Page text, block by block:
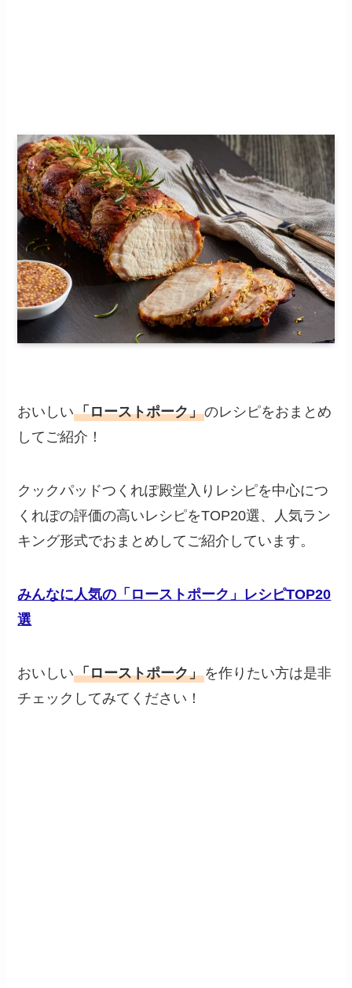
おいしい「ローストポーク」のレシピをおまとめ
してご紹介！
クックパッドつくれぽ殿堂入りレシピを中心につ
くれぽの評価の高いレシピをTOP20選、人気ラン
キング形式でおまとめしてご紹介しています。
みんなに人気の「ローストポーク」レシピTOP20
選
おいしい「ローストポーク」を作りたい方は是非
チェックしてみてください！